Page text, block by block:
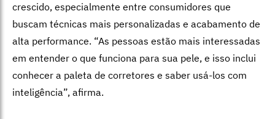
crescido, especialmente entre consumidores que
buscam técnicas mais personalizadas e acabamento de
alta performance. “As pessoas estão mais interessadas
em entender o que funciona para sua pele, e isso inclui
conhecer a paleta de corretores e saber usá-los com
inteligência”, afirma.